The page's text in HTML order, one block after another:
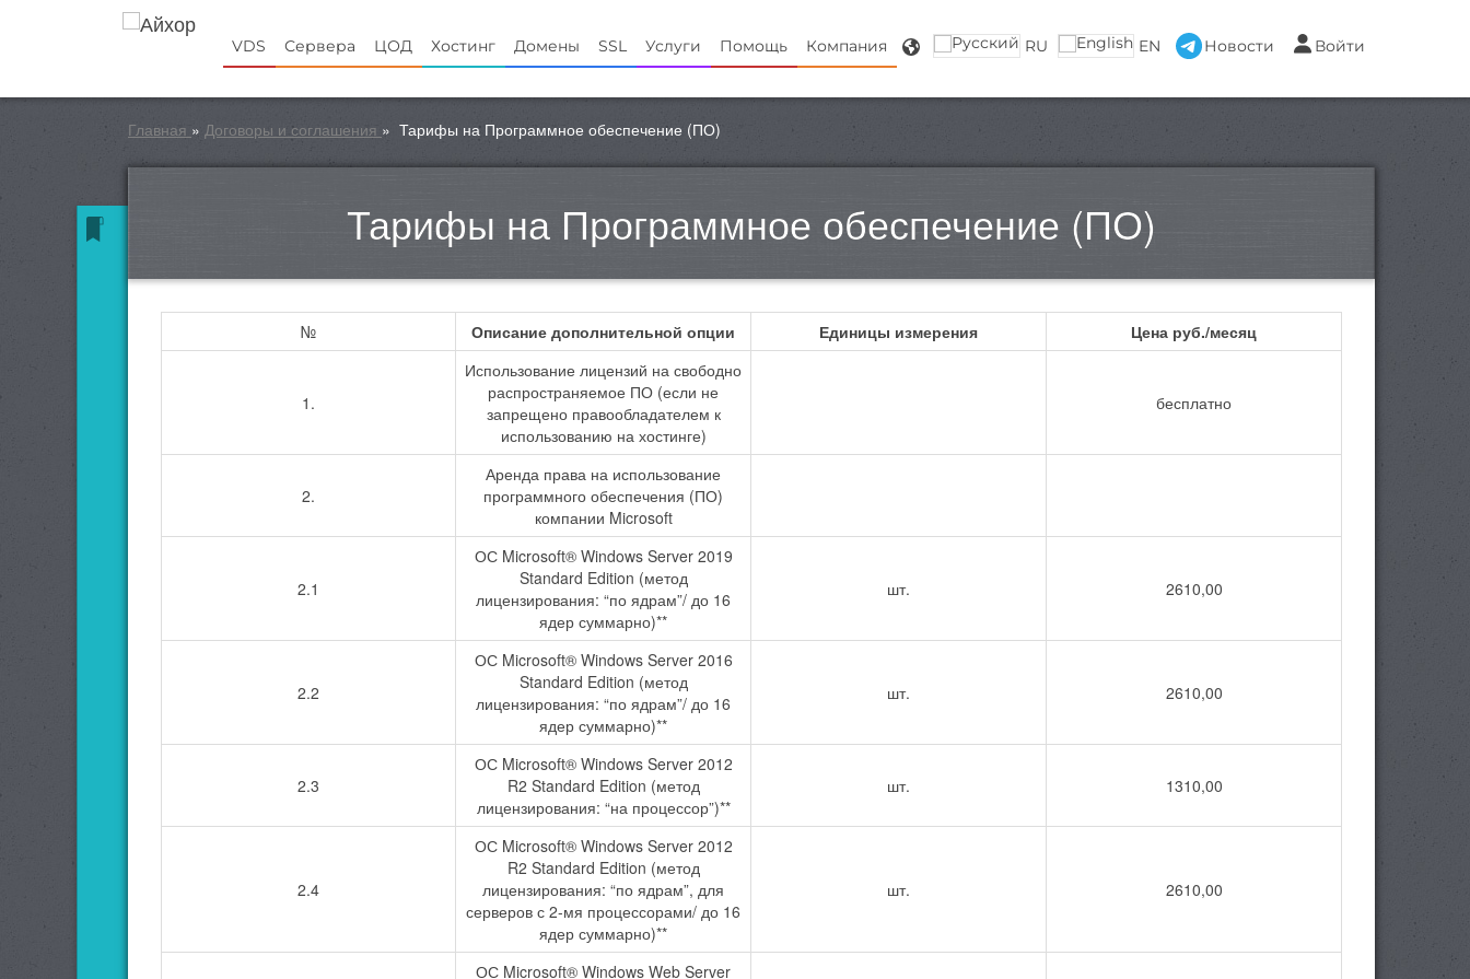
VDS Сервера ЦОД Хостинг Домены SSL Услуги Помощь Компания RU EN Новости Войти
Главная » Договоры и соглашения » Тарифы на Программное обеспечение (ПО)
Тарифы на Программное обеспечение (ПО)
№ Описание дополнительной опции Единицы измерения Цена руб./месяц
1.
Использование лицензий на свободно
распространяемое ПО (если не
запрещено правообладателем к
использованию на хостинге)
бесплатно
2.
Аренда права на использование
программного обеспечения (ПО)
компании Microsoft
2.1
ОС Microsoft® Windows Server 2019
Standard Edition (метод
лицензирования: “по ядрам”/ до 16
ядер суммарно)**
шт. 2610,00
2.2
ОС Microsoft® Windows Server 2016
Standard Edition (метод
лицензирования: “по ядрам”/ до 16
ядер суммарно)**
шт. 2610,00
2.3
ОС Microsoft® Windows Server 2012
R2 Standard Edition (метод
лицензирования: “на процессор”)**
шт. 1310,00
2.4
ОС Microsoft® Windows Server 2012
R2 Standard Edition (метод
лицензирования: “по ядрам”, для
серверов с 2-мя процессорами/ до 16
ядер суммарно)**
шт. 2610,00
ОС Microsoft® Windows Web Server